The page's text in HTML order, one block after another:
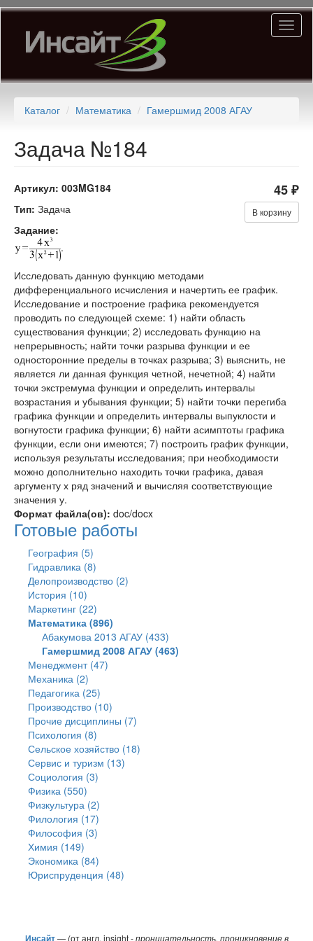
Перейти
основному
содержанию
Каталог Математика Гамершмид 2008 АГАУ
Задача №184
Артикул: 003MG184 45 ₽
В корзину
Тип: Задача
Задание:
.
Исследовать данную функцию методами
дифференциального исчисления и начертить ее график.
Исследование и построение графика рекомендуется
проводить по следующей схеме: 1) найти область
существования функции; 2) исследовать функцию на
непрерывность; найти точки разрыва функции и ее
односторонние пределы в точках разрыва; 3) выяснить, не
является ли данная функция четной, нечетной; 4) найти
точки экстремума функции и определить интервалы
возрастания и убывания функции; 5) найти точки перегиба
графика функции и определить интервалы выпуклости и
вогнутости графика функции; 6) найти асимптоты графика
функции, если они имеются; 7) построить график функции,
используя результаты исследования; при необходимости
можно дополнительно находить точки графика, давая
аргументу х ряд значений и вычисляя соответствующие
значения у.
Формат файла(ов): doc/docx
Готовые работы
География (5)
Гидравлика (8)
Делопроизводство (2)
История (10)
Маркетинг (22)
Математика (896)
Абакумова 2013 АГАУ (433)
Гамершмид 2008 АГАУ (463)
Менеджмент (47)
Механика (2)
Педагогика (25)
Производство (10)
Прочие дисциплины (7)
Психология (8)
Сельское хозяйство (18)
Сервис и туризм (13)
Социология (3)
Физика (550)
Физкультура (2)
Филология (17)
Философия (3)
Химия (149)
Экономика (84)
Юриспруденция (48)
Инсайт — (от англ. insight -проницательность, проникновение в